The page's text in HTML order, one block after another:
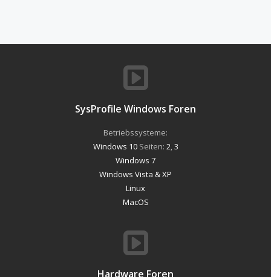
SysProfile Windows Foren
Betriebssysteme:
Windows 10Seiten: 2 3
Windows 7
Windows Vista & XP
Linux
MacOS
Hardware Foren